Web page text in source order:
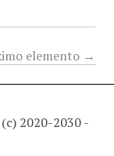
elemento →
2020-2030 -